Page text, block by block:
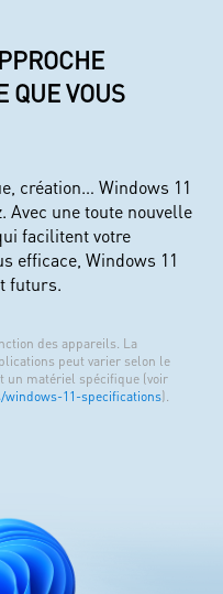
QUE VOUS
création… Windows 11
Avec une toute nouvelle
facilitent votre
efficace, Windows 11
futurs.
des appareils. La
peut varier selon le
un matériel spécifique (voir
11-specifications).